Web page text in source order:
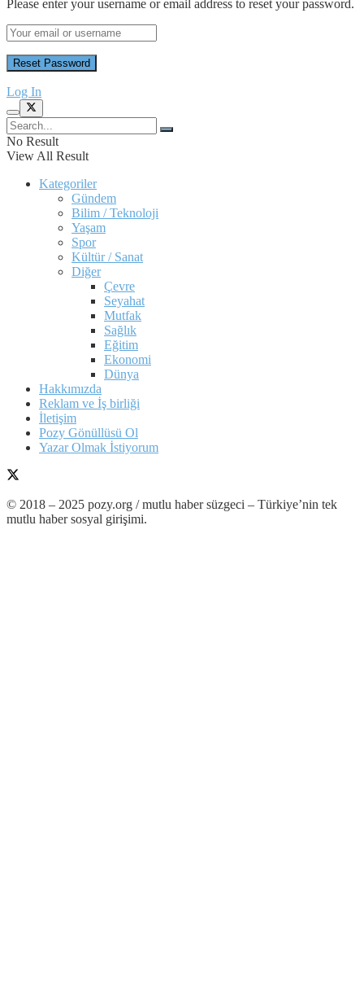
Please enter your username or email address to reset your password.
Log In
No Result
View All Result
Kategoriler
Gündem
Bilim / Teknoloji
Yaşam
Spor
Kültür / Sanat
Diğer
Çevre
Seyahat
Mutfak
Sağlık
Eğitim
Ekonomi
Dünya
Hakkımızda
Reklam ve İş birliği
İletişim
Pozy Gönüllüsü Ol
Yazar Olmak İstiyorum
© 2018 – 2025 pozy.org / mutlu haber süzgeci – Türkiye’nin tek
mutlu haber sosyal girişimi.